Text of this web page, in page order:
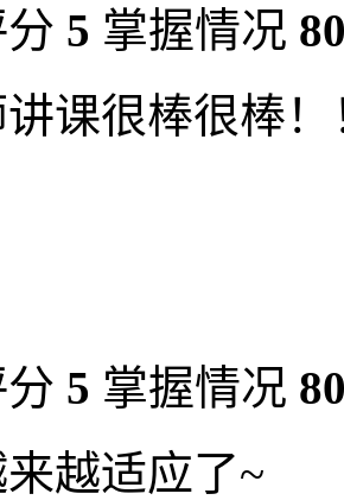
5 掌握情况
课很棒很棒！
5 掌握情况
越适应了~